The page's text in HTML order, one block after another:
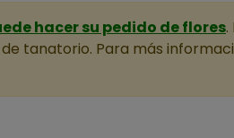
hacer su pedido de flores
tanatorio. Para más